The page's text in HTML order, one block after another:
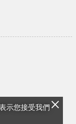
示您接受我們